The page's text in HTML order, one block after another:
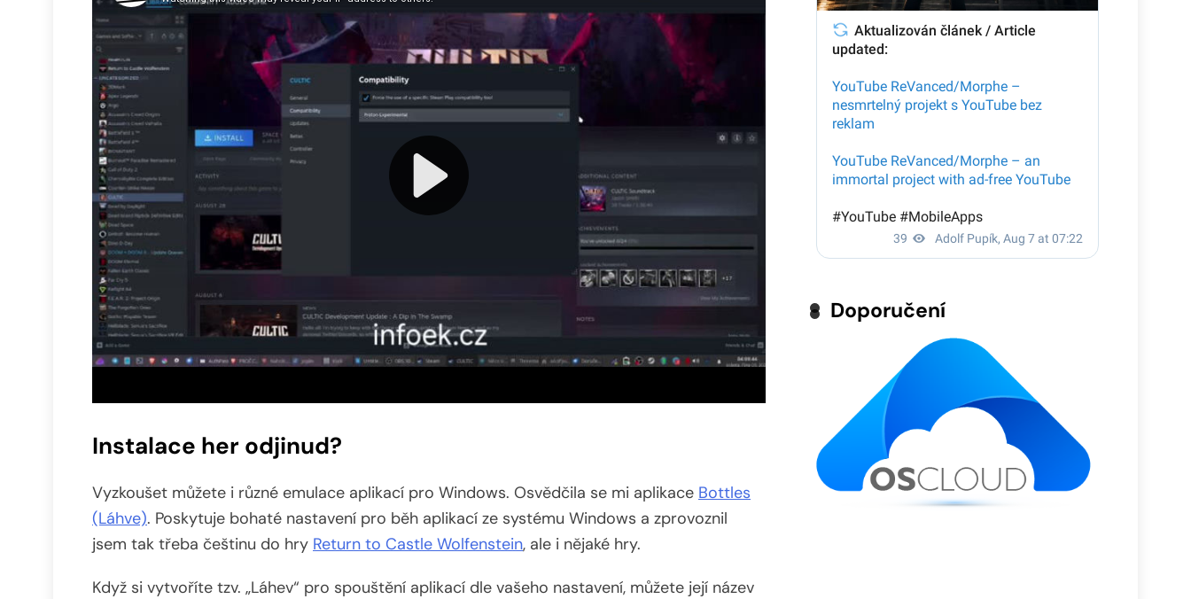
Instalace her odjinud?
Vyzkoušet můžete i různé emulace aplikací pro Windows. Osvědčila se mi aplikace Bottles
(Láhve). Poskytuje bohaté nastavení pro běh aplikací ze systému Windows a zprovoznil
jsem tak třeba češtinu do hry Return to Castle Wolfenstein, ale i nějaké hry.
Když si vytvoříte tzv. „Láhev“ pro spouštění aplikací dle vašeho nastavení, můžete její název
Doporučení